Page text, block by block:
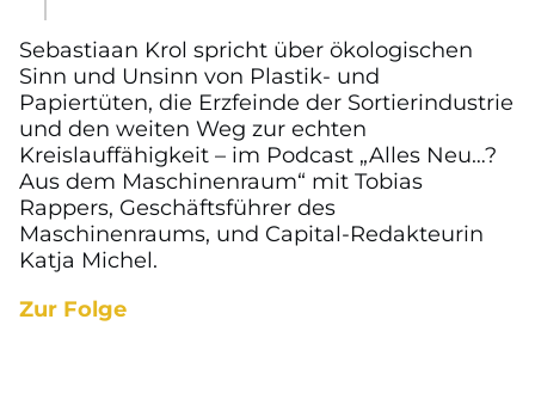
Sebastiaan Krol spricht über ökologischen
Sinn und Unsinn von Plastik- und
Papiertüten, die Erzfeinde der Sortierindustrie
und den weiten Weg zur echten
Kreislauffähigkeit – im Podcast „Alles Neu…?
Aus dem Maschinenraum“ mit Tobias
Rappers, Geschäftsführer des
Maschinenraums, und Capital-Redakteurin
Katja Michel.
Zur Folge